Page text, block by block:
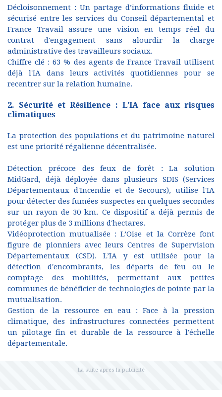
Décloisonnement : Un partage d’informations fluide et
sécurisé entre les services du Conseil départemental et
France Travail assure une vision en temps réel du
contrat d'engagement sans alourdir la charge
administrative des travailleurs sociaux.
Chiffre clé : 63 % des agents de France Travail utilisent
déjà l'IA dans leurs activités quotidiennes pour se
recentrer sur la relation humaine.
2. Sécurité et Résilience : L’IA face aux risques
climatiques
La protection des populations et du patrimoine naturel
est une priorité régalienne décentralisée.
Détection précoce des feux de forêt : La solution
MidGard, déjà déployée dans plusieurs SDIS (Services
Départementaux d'Incendie et de Secours), utilise l'IA
pour détecter des fumées suspectes en quelques secondes
sur un rayon de 30 km. Ce dispositif a déjà permis de
protéger plus de 3 millions d'hectares.
Vidéoprotection mutualisée : L’Oise et la Corrèze font
figure de pionniers avec leurs Centres de Supervision
Départementaux (CSD). L’IA y est utilisée pour la
détection d'encombrants, les départs de feu ou le
comptage des mobilités, permettant aux petites
communes de bénéficier de technologies de pointe par la
mutualisation.
Gestion de la ressource en eau : Face à la pression
climatique, des infrastructures connectées permettent
un pilotage fin et durable de la ressource à l'échelle
départementale.